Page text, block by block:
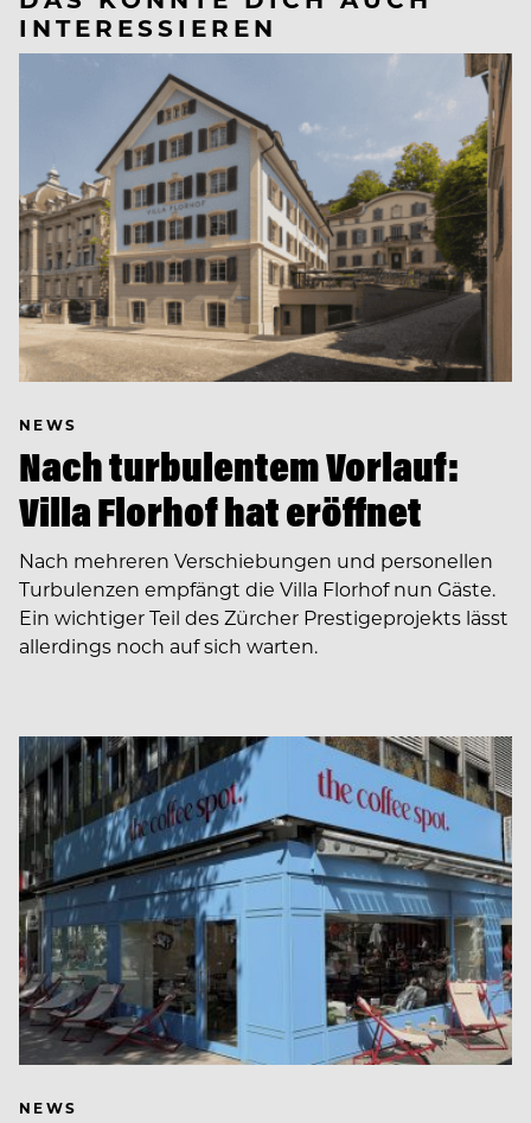
INTERESSIEREN
NEWS
Nach turbulentem Vorlauf:
Villa Florhof hat eröffnet
Nach mehreren Verschiebungen und personellen
Turbulenzen empfängt die Villa Florhof nun Gäste.
Ein wichtiger Teil des Zürcher Prestigeprojekts lässt
allerdings noch auf sich warten.
NEWS